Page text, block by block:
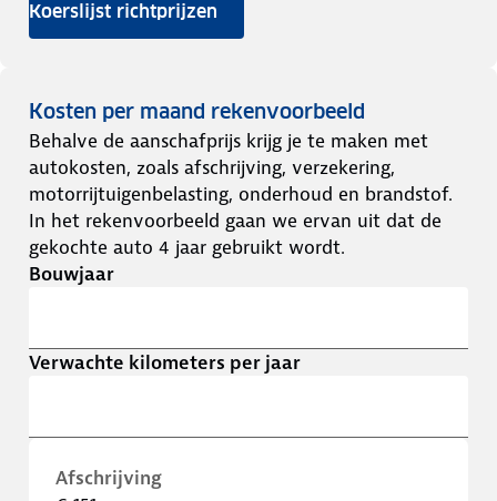
Koerslijst richtprijzen
Kosten per maand rekenvoorbeeld
Behalve de aanschafprijs krijg je te maken met
autokosten, zoals afschrijving, verzekering,
motorrijtuigenbelasting, onderhoud en brandstof.
In het rekenvoorbeeld gaan we ervan uit dat de
gekochte auto 4 jaar gebruikt wordt.
Bouwjaar
Verwachte kilometers per jaar
Afschrijving